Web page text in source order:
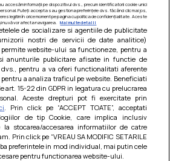
cu arpagic rosu
accesăm informații pe dispozitivul dvs., precum identificatorii cookie unici
Puteți accepta sau gestiona preferințele dvs. făcând clic mai jos,
legitim în orice moment pe pagina cu politica de confidențialitate. Aceste
nu vă vor afecta navigarea.
Mai multe detalii
de socializare si agentiile de publicitate
nostri de servicii de date analitice)
website-ului sa functioneze, pentru a
anunturile publicitare afisate in functie de
pentru a va oferi functionalitati aferente
a analiza traficul pe website. Beneficiati
art. 15-22 din GDPR in legatura cu prelucrarea
Aceste drepturi pot fi exercitate prin
. Prin click pe “ACCEPT TOATE”, acceptati
de tip Cookie, care implica inclusiv
stocarea/accesarea informatiilor de catre
Prin click pe “VREAU SA MODIFIC SETARILE
preferintele in mod individual, mai putin cele
pentru functionarea website-ului.